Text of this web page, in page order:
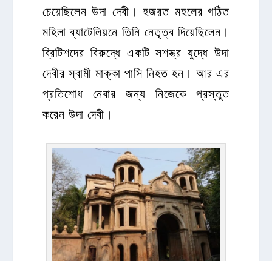
চেয়েছিলেন উদা দেবী। হজরত মহলের গঠিত
মহিলা ব্যাটেলিয়নে তিনি নেতৃত্ব দিয়েছিলেন।
ব্রিটিশদের বিরুদ্ধে একটি সশস্ত্র যুদ্ধে উদা
দেবীর স্বামী মাক্কা পাসি নিহত হন। আর এর
প্রতিশোধ নেবার জন্য নিজেকে প্রস্তুত
করেন উদা দেবী।